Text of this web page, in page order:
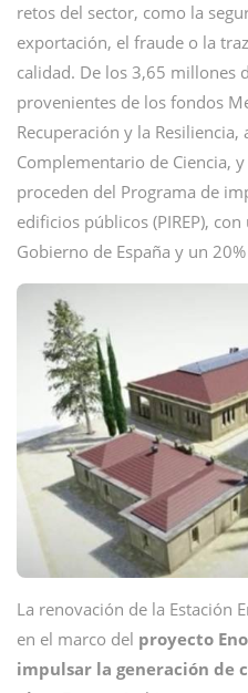
retos del sector, como la
exportación, el fraude o la
calidad. De los 3,65 millones
provenientes de los fondos
Recuperación y la Resiliencia,
Complementario de Ciencia,
proceden del Programa de
edificios públicos (PIREP),
Gobierno de España y un
La renovación de la Estación
en el marco del proyecto
impulsar la generación de